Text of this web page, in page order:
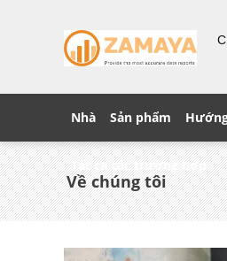
Nhà Sản phẩm
Tất cả các trường hợp
Về chúng tôi